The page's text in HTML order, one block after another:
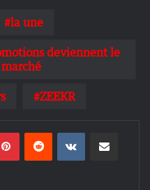
la une
deviennent le
ZEEKR
PinterestReddit VKontakte